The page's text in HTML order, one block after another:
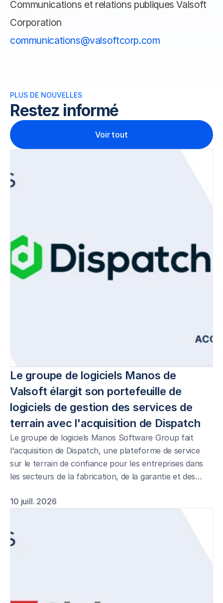
Communications et relations publiques Valsoft
Corporation
communications@valsoftcorp.com
PLUS DE NOUVELLES
Restez informé
Voir tout
Le groupe de logiciels Manos de
Valsoft élargit son portefeuille de
logiciels de gestion des services de
terrain avec l'acquisition de Dispatch
Le groupe de logiciels Manos Software Group fait
l'acquisition de Dispatch, une plateforme de service
sur le terrain de confiance pour les entreprises dans
les secteurs de la fabrication, de la garantie et des
10 juill. 2026